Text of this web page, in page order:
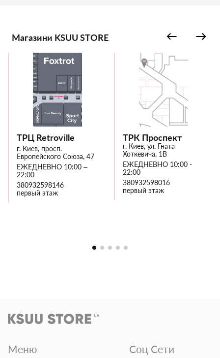
Магазини KSUU STORE
ТРЦ Retroville
г. Киев, просп.
Европейского Союза, 47
ЕЖЕДНЕВНО 10:00 –
22:00
380932598146
первый этаж
ТРК Проспект
г. Киев, ул. Гната
Хоткевича, 1В
ЕЖЕДНЕВНО 10:00 -
22:00
380932598016
первый этаж
Меню Соц Сети